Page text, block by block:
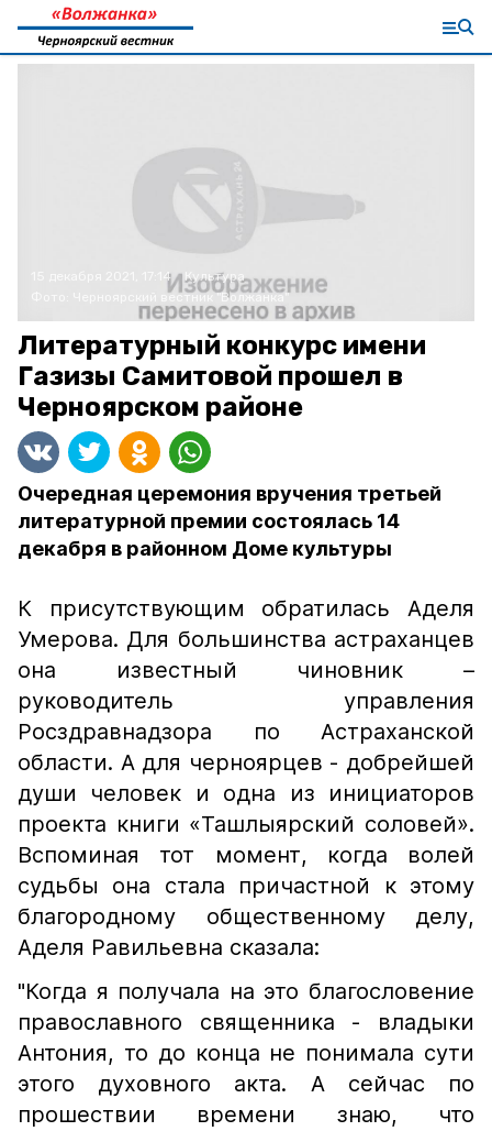
15 декабря 2021, 17:14
Культура
Черноярский вестник "Волжанка"
Литературный конкурс имени
Газизы Самитовой прошел в
Черноярском районе
Очередная церемония вручения третьей
литературной премии состоялась 14
декабря в районном Доме культуры
К присутствующим обратилась Аделя
Умерова. Для большинства астраханцев
она известный чиновник –
руководитель управления
Росздравнадзора по Астраханской
области. А для черноярцев - добрейшей
души человек и одна из инициаторов
проекта книги «Ташлыярский соловей».
Вспоминая тот момент, когда волей
судьбы она стала причастной к этому
благородному общественному делу,
Аделя Равильевна сказала:
"Когда я получала на это благословение
православного священника - владыки
Антония, то до конца не понимала сути
этого духовного акта. А сейчас по
прошествии времени знаю, что